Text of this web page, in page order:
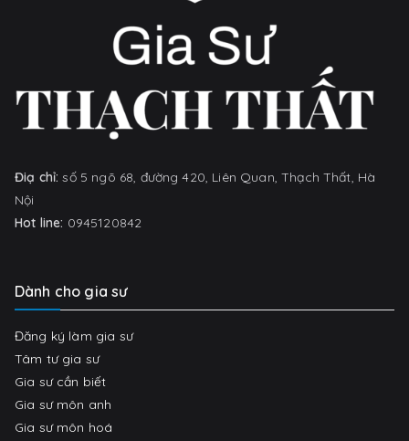
Điạ chỉ:số 5 ngõ 68, đường 420, Liên Quan, Thạch Thất, Hà
Nội
Hot line: 0945120842
Dành cho gia sư
Đăng ký làm gia sư
Tâm tư gia sư
Gia sư cần biết
Gia sư môn anh
Gia sư môn hoá